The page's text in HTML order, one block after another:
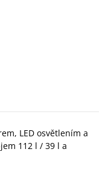
LED osvětlením a
112 l / 39 l a